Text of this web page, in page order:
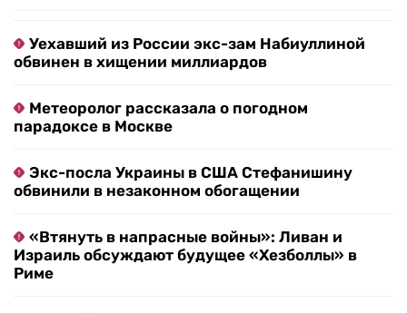
Уехавший из России экс-зам Набиуллиной
обвинен в хищении миллиардов
Метеоролог рассказала о погодном
парадоксе в Москве
Экс-посла Украины в США Стефанишину
обвинили в незаконном обогащении
«Втянуть в напрасные войны»: Ливан и
Израиль обсуждают будущее «Хезболлы» в
Риме